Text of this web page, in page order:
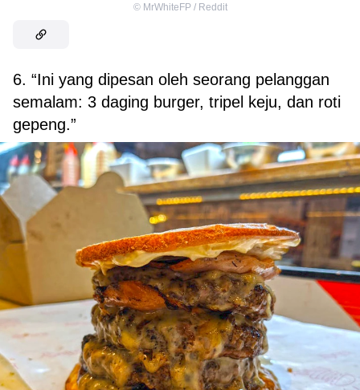
© MrWhiteFP / Reddit
6. “Ini yang dipesan oleh seorang pelanggan
semalam: 3 daging burger, tripel keju, dan roti
gepeng.”